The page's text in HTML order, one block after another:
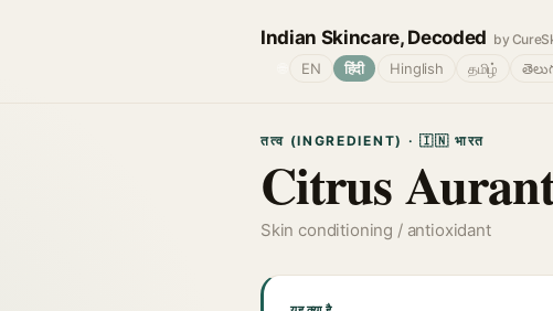
Indian Skincare, Decoded by
EN हिंदी Hinglish தமிழ்
तत्व (INGREDIENT) · 🇮🇳 भारत
Citrus
Skin conditioning / antioxidant